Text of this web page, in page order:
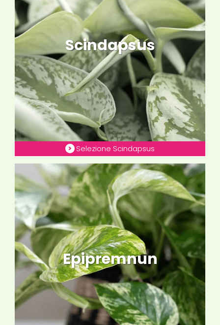
Scindapsus
Selezione Scindapsus
Epipremnun